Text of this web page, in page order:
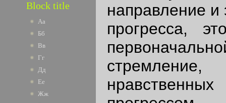
Block title
Аа
Бб
Вв
Гг
Дд
Ее
Жж
направление и
прогресса,